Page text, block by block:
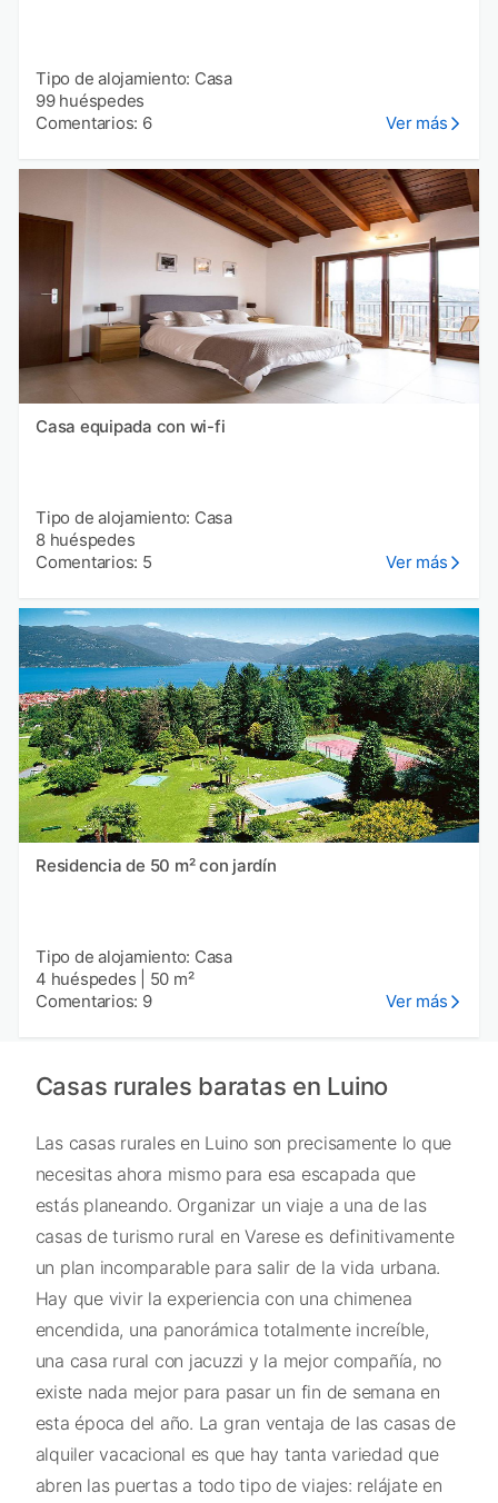
Tipo de alojamiento: Casa
99 huéspedes
Comentarios: 6
Ver más
Casa equipada con wi-fi
Tipo de alojamiento: Casa
8 huéspedes
Comentarios: 5
Ver más
Residencia de 50 m² con jardín
Tipo de alojamiento: Casa
4 huéspedes
50 m²
Comentarios: 9
Ver más
Casas rurales baratas en Luino
Las casas rurales en Luino son precisamente lo que
necesitas ahora mismo para esa escapada que
estás planeando. Organizar un viaje a una de las
casas de turismo rural en Varese es definitivamente
un plan incomparable para salir de la vida urbana.
Hay que vivir la experiencia con una chimenea
encendida, una panorámica totalmente increíble,
una casa rural con jacuzzi y la mejor compañía, no
existe nada mejor para pasar un fin de semana en
esta época del año. La gran ventaja de las casas de
alquiler vacacional es que hay tanta variedad que
abren las puertas a todo tipo de viajes: relájate en